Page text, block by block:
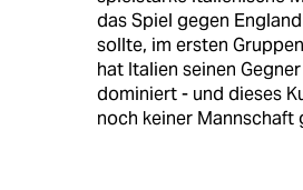
das Spiel gegen
sollte, im ersten
hat Italien seinen
dominiert - und dieses
noch keiner Mannschaft